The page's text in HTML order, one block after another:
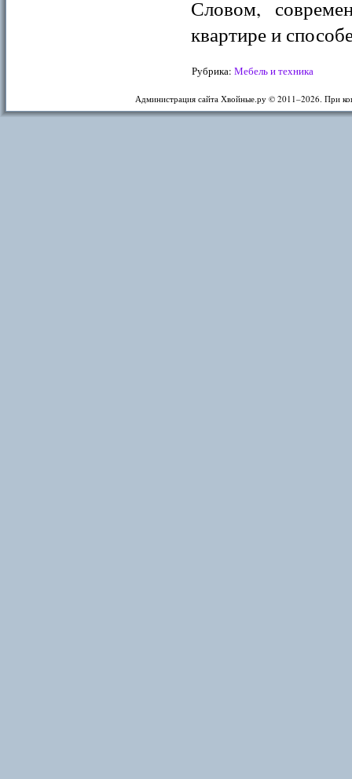
Словом,
квартире и
Рубрика: Мебель и техника
Администрация сайта Хвойные.ру © 2011–2026. При